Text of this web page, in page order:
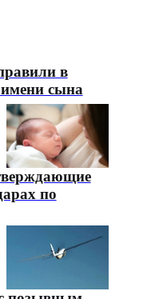
в
сына
по